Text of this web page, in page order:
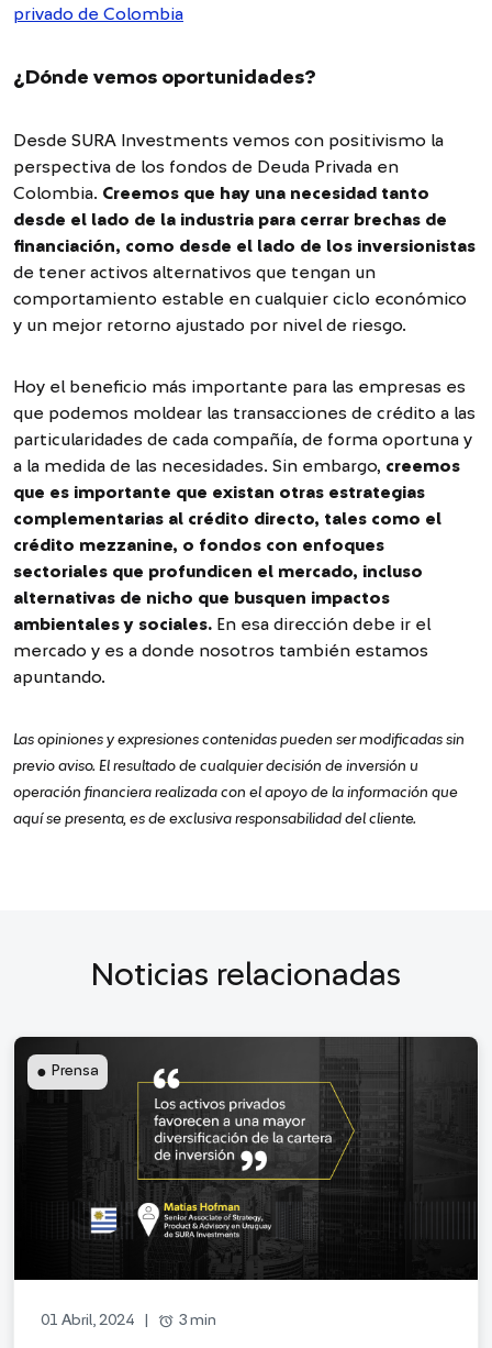
privado de Colombia
¿Dónde vemos oportunidades?
Desde SURA Investments vemos con positivismo la
perspectiva de los fondos de Deuda Privada en
Colombia. Creemos que hay una necesidad tanto
desde el lado de la industria para cerrar brechas de
financiación, como desde el lado de los inversionistas
de tener activos alternativos que tengan un
comportamiento estable en cualquier ciclo económico
y un mejor retorno ajustado por nivel de riesgo.
Hoy el beneficio más importante para las empresas es
que podemos moldear las transacciones de crédito a las
particularidades de cada compañía, de forma oportuna y
a la medida de las necesidades. Sin embargo, creemos
que es importante que existan otras estrategias
complementarias al crédito directo, tales como el
crédito mezzanine, o fondos con enfoques
sectoriales que profundicen el mercado, incluso
alternativas de nicho que busquen impactos
ambientales y sociales. En esa dirección debe ir el
mercado y es a donde nosotros también estamos
apuntando.
Las opiniones y expresiones contenidas pueden ser modificadas sin
previo aviso. El resultado de cualquier decisión de inversión u
operación financiera realizada con el apoyo de la información que
aquí se presenta, es de exclusiva responsabilidad del cliente.
Noticias relacionadas
● Prensa
01 Abril, 2024 alarm 3 min